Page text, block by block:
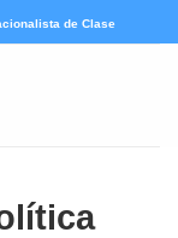
de Clase